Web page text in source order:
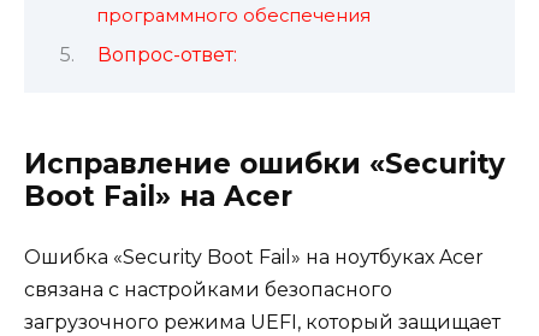
программного обеспечения
Вопрос-ответ:
Исправление ошибки «Security
Boot Fail» на Acer
Ошибка «Security Boot Fail» на ноутбуках Acer
связана с настройками безопасного
загрузочного режима UEFI, который защищает